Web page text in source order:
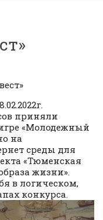
приняли
«Молодежный
на
среды для
«Тюменская
жизни».
в логическом,
конкурса.